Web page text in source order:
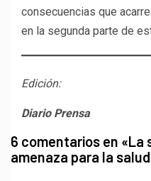
consecuencias que
en la segunda parte de
Edición:
Diario Prensa
6 comentarios en «La
amenaza para la salud